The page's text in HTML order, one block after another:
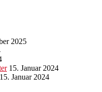
2025
15. Januar 2024
15. Januar 2024